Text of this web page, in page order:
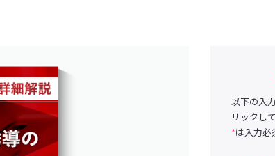
以下の入
リックし
*は入力必